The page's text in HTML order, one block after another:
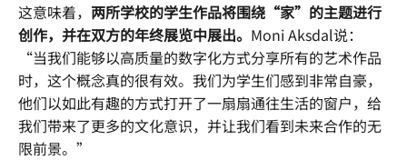
这意味着， 两所学校的学生作品将围绕“家”的主题进行
创作，并在双方的年终展览中展出。 Moni Aksdal说：
“当我们能够以高质量的数字化方式分享所有的艺术作品
时，这个概念真的很有效。我们为学生们感到非常自豪，
他们以如此有趣的方式打开了一扇扇通往生活的窗户，给
我们带来了更多的文化意识，并让我们看到未来合作的无
限前景。”